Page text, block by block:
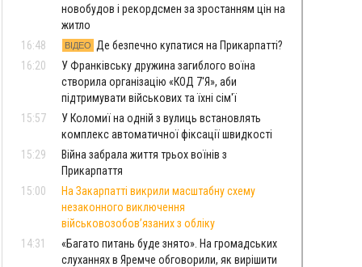
новобудов і рекордсмен за зростанням цін на
житло
16:48
ВІДЕО
Де безпечно купатися на Прикарпатті?
16:20
У Франківську дружина загиблого воїна
створила організацію «КОД 7'Я», аби
підтримувати військових та їхні сім'ї
15:57
У Коломиї на одній з вулиць встановлять
комплекс автоматичної фіксації швидкості
15:29
Війна забрала життя трьох воїнів з
Прикарпаття
15:00
На Закарпатті викрили масштабну схему
незаконного виключення
військовозобов’язаних з обліку
14:31
«Багато питань буде знято». На громадських
слуханнях в Яремче обговорили, як вирішити